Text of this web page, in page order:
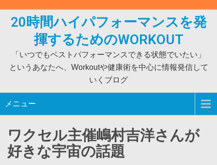
20時間ハイパフォーマンスを発
揮するためのWORKOUT
「いつでもベストパフォーマンスできる状態でいたい」
というあなたへ、Workoutや健康術を中心に情報発信して
いくブログ
メニュー
ワクセル主催嶋村吉洋さんが
好きな宇宙の話題